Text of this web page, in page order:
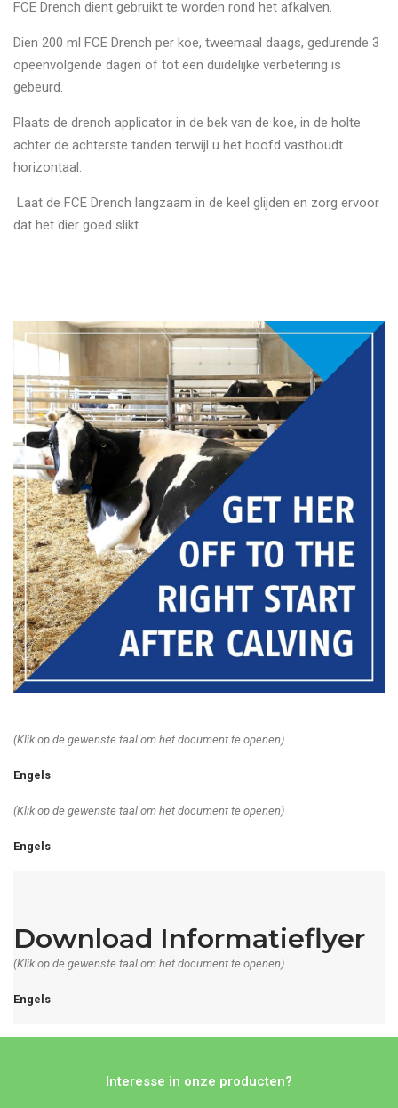
FCE Drench dient gebruikt te worden rond het afkalven.
Dien 200 ml FCE Drench per koe, tweemaal daags, gedurende 3
opeenvolgende dagen of tot een duidelijke verbetering is
gebeurd.
Plaats de drench applicator in de bek van de koe, in de holte
achter de achterste tanden terwijl u het hoofd vasthoudt
horizontaal.
Laat de FCE Drench langzaam in de keel glijden en zorg ervoor
dat het dier goed slikt
(Klik op de gewenste taal om het document te openen)
Engels
(Klik op de gewenste taal om het document te openen)
Engels
Download Informatieflyer
(Klik op de gewenste taal om het document te openen)
Engels
Interesse in onze producten?